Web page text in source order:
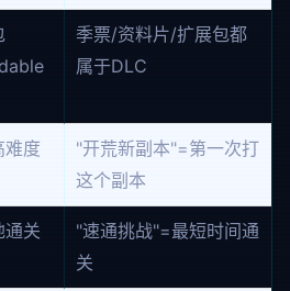
季票/资料片/扩展包都
属于DLC
难度
"开荒新副本"=第一次打
这个副本
通关
"速通挑战"=最短时间通
关